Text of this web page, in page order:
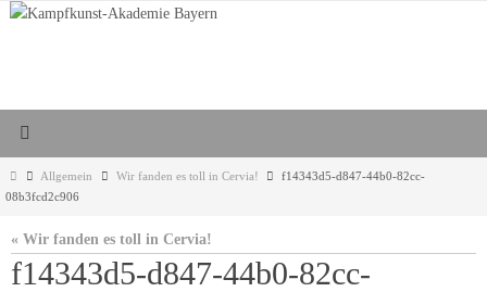
Zum
StartAllgemein Wir fanden es toll in Cervia!
f14343d5-d847-44b0-82cc-
08b3fcd2c906
« Wir fanden es toll in Cervia!
f14343d5-d847-44b0-82cc-